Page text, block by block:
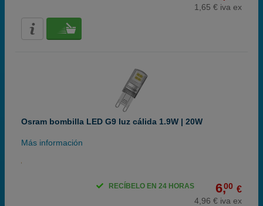
1,65 € iva ex
Osram bombilla LED G9 luz cálida 1.9W | 20W
Más información
6,00 €
4,96 € iva ex
RECÍBELO EN 24 HORAS